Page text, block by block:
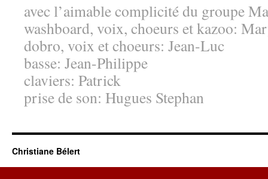
avec l’aimable complicité du groupe
washboard, voix, choeurs et kazoo:
dobro, voix et choeurs: Jean-Luc
basse: Jean-Philippe
claviers: Patrick
prise de son: Hugues Stephan
Christiane Bélert